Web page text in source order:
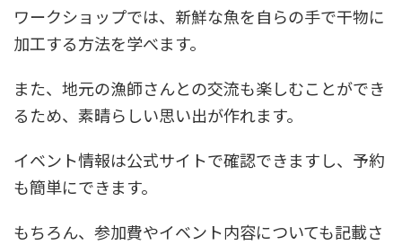
ワークショップでは、新鮮な魚を自らの手で干物に
加工する方法を学べます。
また、地元の漁師さんとの交流も楽しむことができ
るため、素晴らしい思い出が作れます。
イベント情報は公式サイトで確認できますし、予約
も簡単にできます。
もちろん、参加費やイベント内容についても記載さ